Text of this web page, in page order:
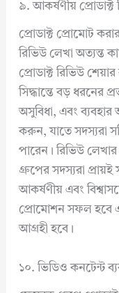
৯. আকর্ষণীয় প্রোডাক্ট
প্রোডাক্ট প্রোমোট
রিভিউ লেখা অত্যন্ত
প্রোডাক্ট রিভিউ
সিদ্ধান্তে বড় ধরনের
অসুবিধা, এবং ব্যবহার
করুন, যাতে সদস্যরা
পারেন। রিভিউ
গ্রুপের সদস্যরা
আকর্ষণীয় এবং
প্রোমোশন সফল হবে
আগ্রহী হবে।
১০. ভিডিও কনটেন্ট